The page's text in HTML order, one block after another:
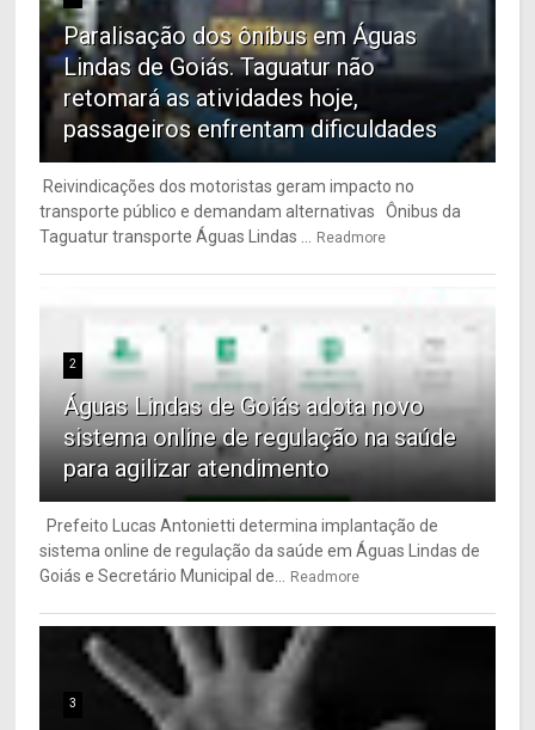
Paralisação dos ônibus em Águas
Lindas de Goiás. Taguatur não
retomará as atividades hoje,
passageiros enfrentam dificuldades
Reivindicações dos motoristas geram impacto no
transporte público e demandam alternativas Ônibus da
Taguatur transporte Águas Lindas ... Readmore
2
Águas Lindas de Goiás adota novo
sistema online de regulação na saúde
para agilizar atendimento
Prefeito Lucas Antonietti determina implantação de
sistema online de regulação da saúde em Águas Lindas de
Goiás e Secretário Municipal de... Readmore
3